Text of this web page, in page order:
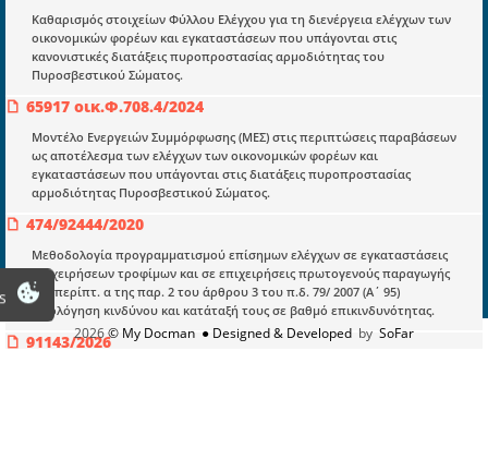
Καθαρισμός στοιχείων Φύλλου Ελέγχου για τη διενέργεια ελέγχων των
οικονομικών φορέων και εγκαταστάσεων που υπάγονται στις
κανονιστικές διατάξεις πυροπροστασίας αρμοδιότητας του
Πυροσβεστικού Σώματος.
65917 οικ.Φ.708.4/2024
Μοντέλο Ενεργειών Συμμόρφωσης (ΜΕΣ) στις περιπτώσεις παραβάσεων
ως αποτέλεσμα των ελέγχων των οικονομικών φορέων και
εγκαταστάσεων που υπάγονται στις διατάξεις πυροπροστασίας
αρμοδιότητας Πυροσβεστικού Σώματος.
474/92444/2020
Μεθοδολογία προγραμματισμού επίσημων ελέγχων σε εγκαταστάσεις
επιχειρήσεων τροφίμων και σε επιχειρήσεις πρωτογενούς παραγωγής
της περίπτ. α της παρ. 2 του άρθρου 3 του π.δ. 79/ 2007 (Α΄ 95)
Αξιολόγηση κινδύνου και κατάταξή τους σε βαθμό επικινδυνότητας.
91143/2026
Πληροφορίες
Είσοδος
Εγγραφή
Οδηγίες Εγγραφής
Βοηθός Αναζήτησης
2026© My Docman ● Designed & Developed by SoFar